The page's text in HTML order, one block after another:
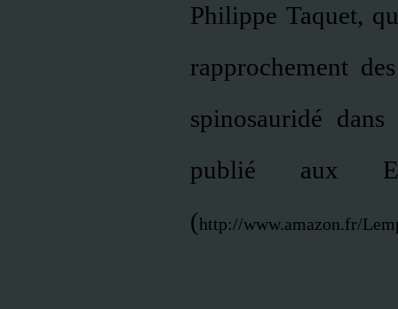
Philippe Taquet,
rapprochement
spinosauridé
publié aux
(http://www.amazon.fr/